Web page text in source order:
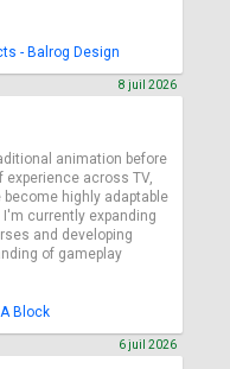
- Balrog Design
8 juil 2026
animation before
experience across TV,
highly adaptable
currently expanding
and developing
of gameplay
Block
6 juil 2026